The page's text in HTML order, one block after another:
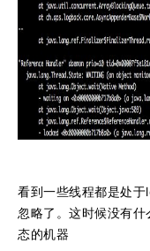
看到一些线程都是处于
忽略了。这时候没有
态的机器